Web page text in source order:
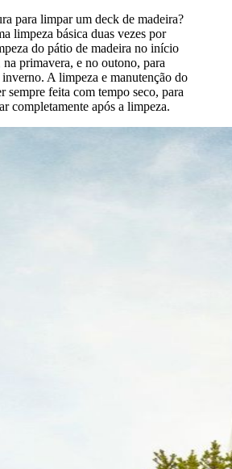
para limpar um deck de madeira?
limpeza básica duas vezes por
do pátio de madeira no início
primavera, e no outono, para
A limpeza e manutenção do
sempre feita com tempo seco, para
completamente após a limpeza.